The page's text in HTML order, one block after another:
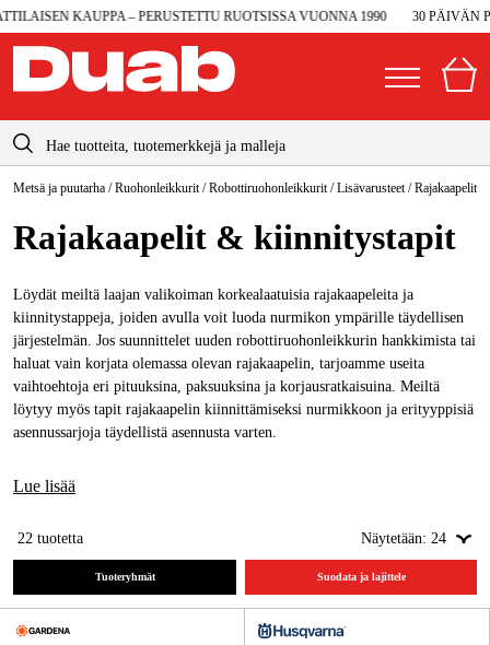
KAUPPA – PERUSTETTU RUOTSISSA VUONNA 1990 30 PÄIVÄN
Suomi Yksityinen|Yritys
Sverige
Danmark
Norge
Deutschland
Koneet ja työkalut
Autotalli ja verstas
Konetarvikkeet ja käyttömateriaalit
Työvaatteet ja suojavarusteet
Sähkö ja rakentaminen
Metsä & Puutarha
Kampanjat
Tuotemerkit
info@duab.fi
Metsä ja puutarha /Ruohonleikkurit/Robottiruohonleikkurit/Lisävarusteet/Rajakaapelit
Rajakaapelit & kiinnitystapit
Löydät meiltä laajan valikoiman korkealaatuisia rajakaapeleita ja
kiinnitystappeja, joiden avulla voit luoda nurmikon ympärille täydellisen
järjestelmän. Jos suunnittelet uuden robottiruohonleikkurin hankkimista tai
haluat vain korjata olemassa olevan rajakaapelin, tarjoamme useita
vaihtoehtoja eri pituuksina, paksuuksina ja korjausratkaisuina. Meiltä
löytyy myös tapit rajakaapelin kiinnittämiseksi nurmikkoon ja erityyppisiä
asennussarjoja täydellistä asennusta varten.
Lue lisää
22 tuotetta Näytetään: 24
Tuoteryhmät Suodata ja lajittele